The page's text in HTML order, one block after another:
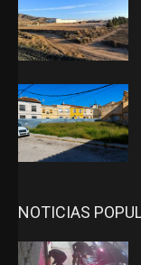
NOTICIAS